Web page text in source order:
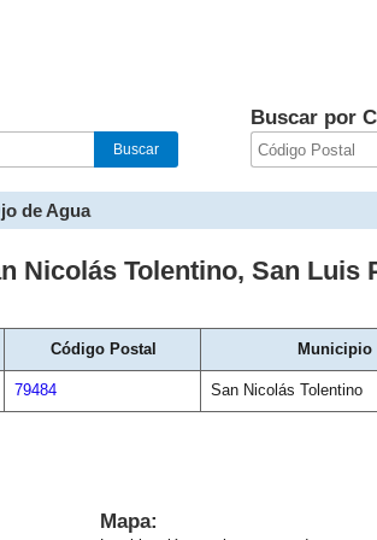
Buscar por
de Agua
Nicolás Tolentino, San Luis
Código Postal Municipio
79484 San Nicolás Tolentino
Mapa: